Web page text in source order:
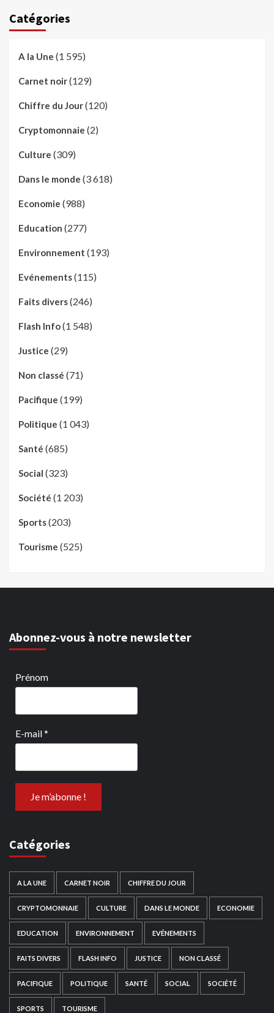
Catégories
A la Une (1 595)
Carnet noir(129)
Chiffre du Jour(120)
Cryptomonnaie (2)
Culture (309)
Dans le monde (3 618)
Economie (988)
Education (277)
Environnement (193)
Evénements(115)
Faits divers(246)
Flash Info(1 548)
Justice (29)
Non classé (71)
Pacifique (199)
Politique (1 043)
Santé (685)
Social (323)
Société (1 203)
Sports(203)
Tourisme (525)
Abonnez-vous à notre newsletter
Prénom
E-mail*
Catégories
A LA UNE CARNET NOIR CHIFFRE DU JOUR
CRYPTOMONNAIE CULTURE DANS LE MONDE ECONOMIE
EDUCATION ENVIRONNEMENT EVÉNEMENTS
FAITS DIVERS FLASH INFO JUSTICE NON CLASSÉ
PACIFIQUE POLITIQUE SANTÉ SOCIAL SOCIÉTÉ
SPORTS TOURISME